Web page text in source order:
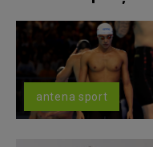
antena sport